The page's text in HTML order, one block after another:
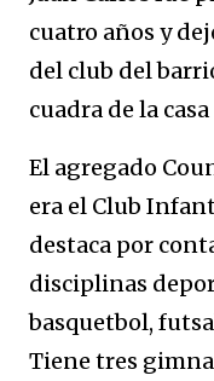
cuatro años y
del club del
cuadra de la
El agregado
era el Club
destaca por
disciplinas
basquetbol,
Tiene tres